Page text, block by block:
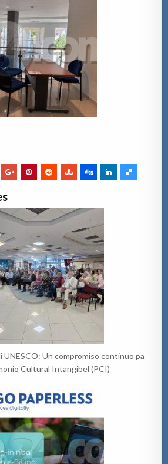
UNESCO: Un compromiso continuo pa
Cultural Intangibel (PCI)